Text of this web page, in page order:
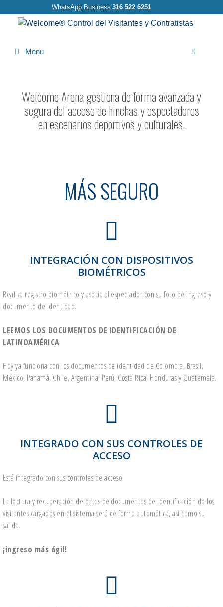
WhatsApp Business 316 522 6251
Menu
Welcome Arena gestiona de forma avanzada y
segura del acceso de hinchas y espectadores
en escenarios deportivos y culturales.
MÁS SEGURO
INTEGRACIÓN CON DISPOSITIVOS
BIOMÉTRICOS
Realiza registro biométrico y asocia al espectador con su foto de ingreso y
documento de identidad.
LEEMOS LOS DOCUMENTOS DE IDENTIFICACIÓN DE
LATINOAMÉRICA
Hoy ya funciona con los documentos de identidad de Colombia, Brasil,
México, Panamá, Chile, Argentina, Perú, Costa Rica, Honduras y Guatemala.
INTEGRADO CON SUS CONTROLES DE
ACCESO
Está integrado con sus controles de acceso.
La lectura y recuperación de datos de documentos de identificación de los
visitantes cargados en el sistema será de forma automática, así como su
salida.
¡ingreso más ágil!